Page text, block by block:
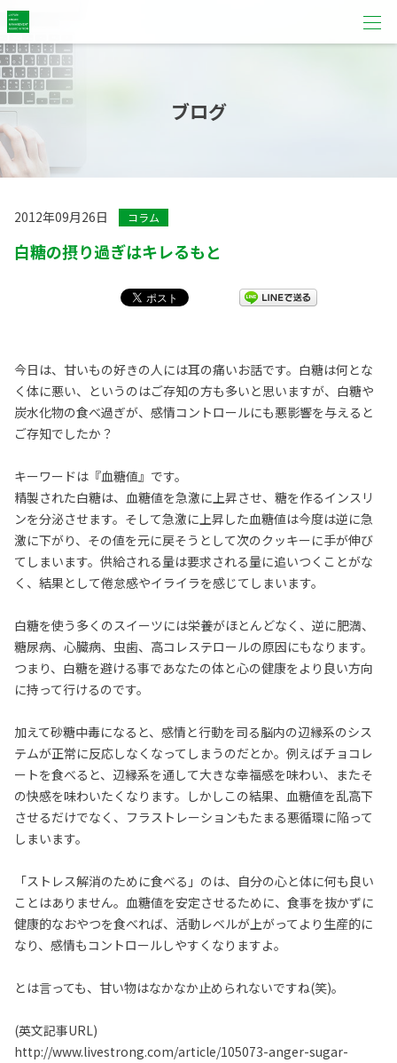
ブログ
2012年09月26日 コラム
白糖の摂り過ぎはキレるもと
今日は、甘いもの好きの人には耳の痛いお話です。白糖は何とな
く体に悪い、というのはご存知の方も多いと思いますが、白糖や
炭水化物の食べ過ぎが、感情コントロールにも悪影響を与えると
ご存知でしたか？
キーワードは『血糖値』です。
精製された白糖は、血糖値を急激に上昇させ、糖を作るインスリ
ンを分泌させます。そして急激に上昇した血糖値は今度は逆に急
激に下がり、その値を元に戻そうとして次のクッキーに手が伸び
てしまいます。供給される量は要求される量に追いつくことがな
く、結果として倦怠感やイライラを感じてしまいます。
白糖を使う多くのスイーツには栄養がほとんどなく、逆に肥満、
糖尿病、心臓病、虫歯、高コレステロールの原因にもなります。
つまり、白糖を避ける事であなたの体と心の健康をより良い方向
に持って行けるのです。
加えて砂糖中毒になると、感情と行動を司る脳内の辺縁系のシス
テムが正常に反応しなくなってしまうのだとか。例えばチョコレ
ートを食べると、辺縁系を通して大きな幸福感を味わい、またそ
の快感を味わいたくなります。しかしこの結果、血糖値を乱高下
させるだけでなく、フラストレーションもたまる悪循環に陥って
しまいます。
「ストレス解消のために食べる」のは、自分の心と体に何も良い
ことはありません。血糖値を安定させるために、食事を抜かずに
健康的なおやつを食べれば、活動レベルが上がってより生産的に
なり、感情もコントロールしやすくなりますよ。
とは言っても、甘い物はなかなか止められないですね(笑)。
(英文記事URL)
http://www.livestrong.com/article/105073-anger-sugar-